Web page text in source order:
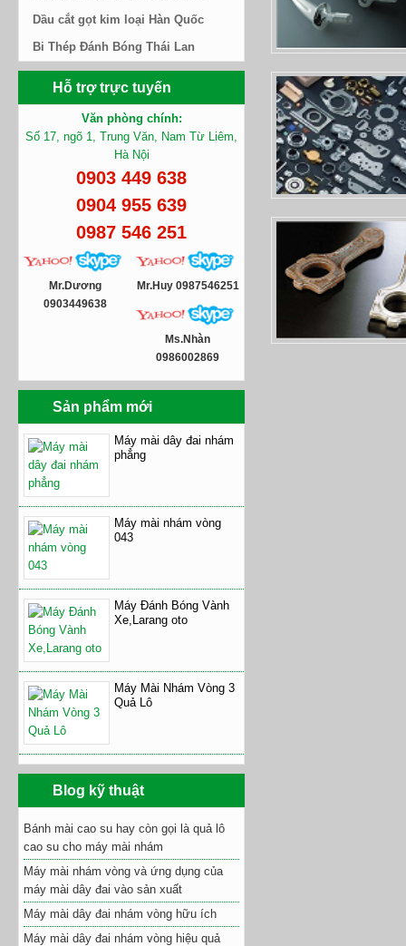
Dầu cắt gọt kim loại Hàn Quốc
Bi Thép Đánh Bóng Thái Lan
Hỗ trợ trực tuyến
Văn phòng chính:
Số 17, ngõ 1, Trung Văn, Nam Từ Liêm,
Hà Nội
0903 449 638
0904 955 639
0987 546 251
Mr.Dương
0903449638
Mr.Huy 0987546251
Ms.Nhàn
0986002869
Sản phẩm mới
Máy mài dây đai nhám
phẳng
Máy mài nhám vòng
043
Máy Đánh Bóng Vành
Xe,Larang oto
Máy Mài Nhám Vòng 3
Quả Lô
Blog kỹ thuật
Bánh mài cao su hay còn gọi là quả lô
cao su cho máy mài nhám
Máy mài nhám vòng và ứng dụng của
máy mài dây đai vào sản xuất
Máy mài dây đai nhám vòng hữu ích
Máy mài dây đai nhám vòng hiệu quả